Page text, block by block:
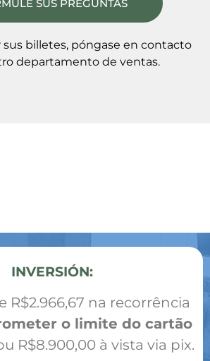
SUS PREGUNTAS
billetes, póngase en contacto
departamento de ventas.
INVERSIÓN:
R$2.966,67 na recorrência
o limite do cartão
R$8.900,00 à vista via pix.